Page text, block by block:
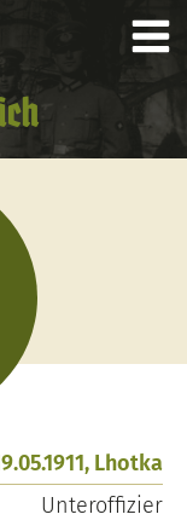
Lhotka
Unteroffizier